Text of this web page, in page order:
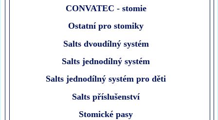
CONVATEC - stomie
Ostatní pro stomiky
Salts dvoudílný systém
Salts jednodílný systém
Salts jednodílný systém pro děti
Salts příslušenství
Stomické pasy